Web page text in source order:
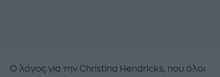
Ο λόγος για την Christina Hendricks, που όλοι